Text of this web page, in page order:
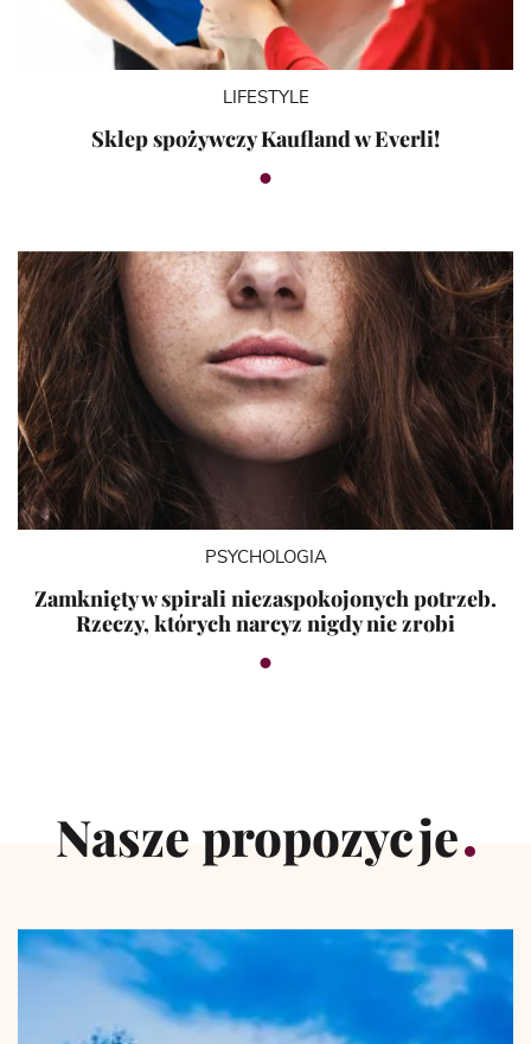
LIFESTYLE
Sklep spożywczy Kaufland w Everli!
PSYCHOLOGIA
Zamknięty w spirali niezaspokojonych potrzeb.
Rzeczy, których narcyz nigdy nie zrobi
Nasze propozycje